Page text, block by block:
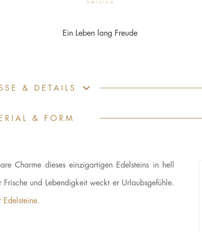
Ein Leben lang Freude
& DETAILS
& FORM
Charme dieses einzigartigen Edelsteins in hell
und Lebendigkeit weckt er Urlaubsgefühle.
Edelsteine.